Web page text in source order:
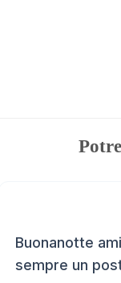
Buonanotte
sempre un